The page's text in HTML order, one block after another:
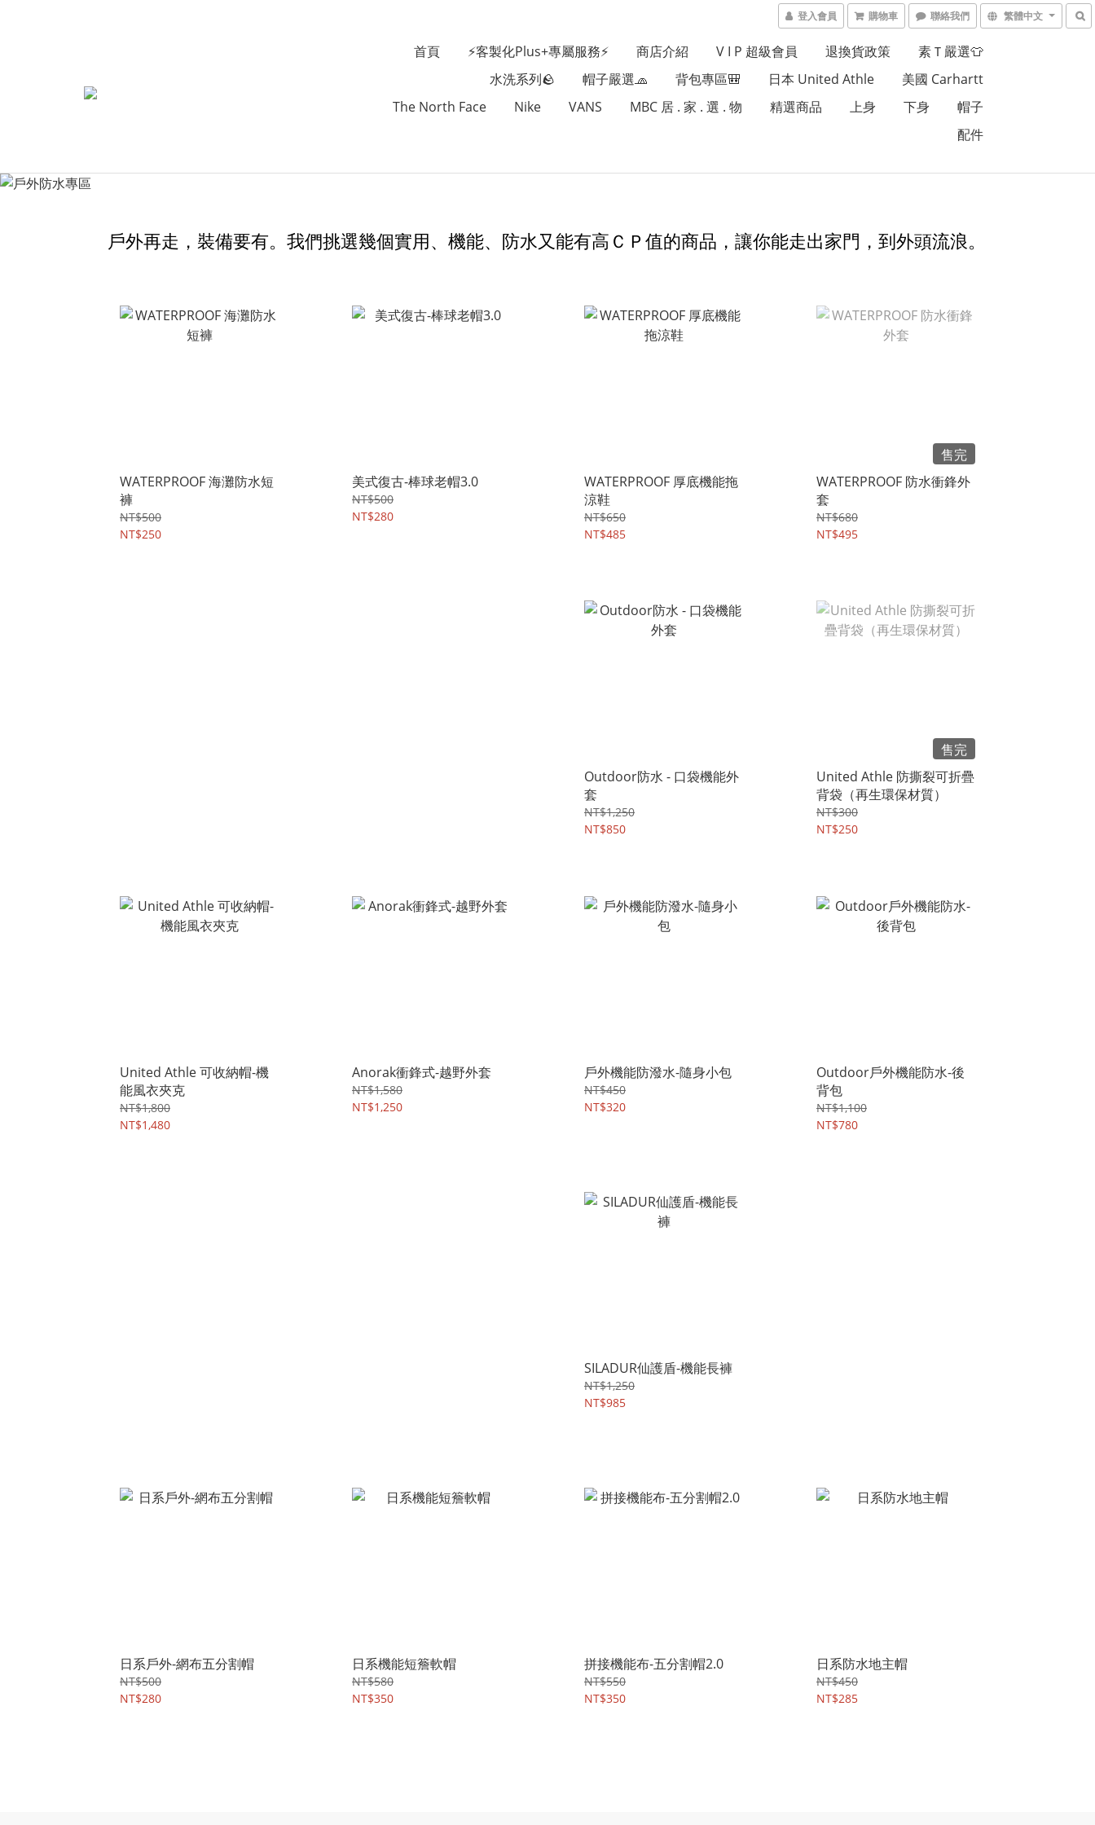
登入會員 購物車 聯絡我們 繁體中文
首頁 ⚡️客製化plus+專屬服務⚡️ 商店介紹 V I P 超級會員 退換貨政策
素Ｔ嚴選👕
水洗系列🪨
帽子嚴選🧢 背包專區🎒 日本 United Athle
美國 Carhartt
The North Face
Nike VANS MBC 居 . 家 . 選 . 物 精選商品 上身 下身
帽子
配件
戶外再走，裝備要有。我們挑選幾個實用、機能、防水又能有高ＣＰ值的商品，讓你能走出家門，到外頭流浪。
WATERPROOF 海灘防水短
褲
NT$500
NT$250
美式復古-棒球老帽3.0
NT$500
NT$280
WATERPROOF 厚底機能拖
涼鞋
NT$650
NT$485
售完
WATERPROOF 防水衝鋒外
套
NT$680
NT$495
Outdoor防水 - 口袋機能外
套
NT$1,250
NT$850
售完
United Athle 防撕裂可折疊
背袋（再生環保材質）
NT$300
NT$250
United Athle 可收納帽-機
能風衣夾克
NT$1,800
NT$1,480
Anorak衝鋒式-越野外套
NT$1,580
NT$1,250
戶外機能防潑水-隨身小包
NT$450
NT$320
Outdoor戶外機能防水-後
背包
NT$1,100
NT$780
SILADUR仙護盾-機能長褲
NT$1,250
NT$985
日系戶外-網布五分割帽
NT$500
NT$280
日系機能短簷軟帽
NT$580
NT$350
拼接機能布-五分割帽2.0
NT$550
NT$350
日系防水地主帽
NT$450
NT$285